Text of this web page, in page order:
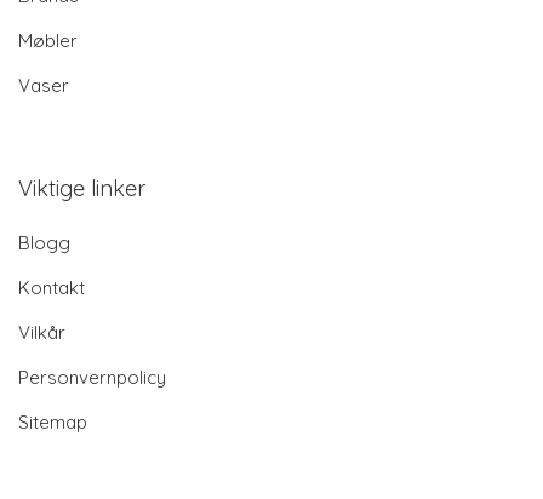
Møbler
Vaser
Viktige linker
Blogg
Kontakt
Vilkår
Personvernpolicy
Sitemap